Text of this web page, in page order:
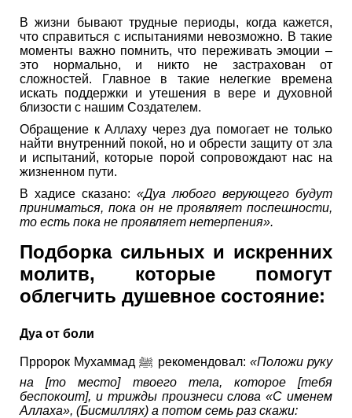
В жизни бывают трудные периоды, когда кажется,
что справиться с испытаниями невозможно. В такие
моменты важно помнить, что переживать эмоции –
это нормально, и никто не застрахован от
сложностей. Главное в такие нелегкие времена
искать поддержки и утешения в вере и духовной
близости с нашим Создателем.
Обращение к Аллаху через дуа помогает не только
найти внутренний покой, но и обрести защиту от зла
и испытаний, которые порой сопровождают нас на
жизненном пути.
В хадисе сказано: «Дуа любого верующего будут
приниматься, пока он не проявляет поспешности,
то есть пока не проявляет нетерпения».
Подборка сильных и искренних
молитв, которые помогут
облегчить душевное состояние:
Дуа от боли
Прророк Мухаммад ﷺ рекомендовал: «Положи руку
на [то место] твоего тела, которое [тебя
беспокоит], и трижды произнеси слова «С именем
Аллаха», (Бисмиллях) а потом семь раз скажи: